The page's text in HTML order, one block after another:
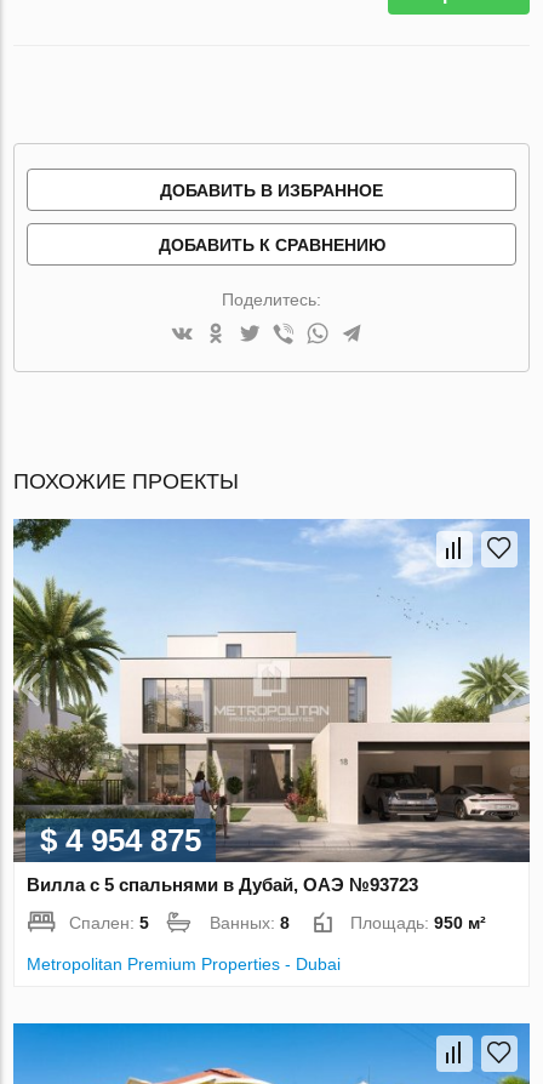
ДОБАВИТЬ В ИЗБРАННОЕ
ДОБАВИТЬ К СРАВНЕНИЮ
Поделитесь:
ПОХОЖИЕ ПРОЕКТЫ
$ 4 954 875
Вилла с 5 спальнями в Дубай, ОАЭ №93723
Спален:5 Ванных:8 Площадь:950 м²
Metropolitan Premium Properties - Dubai